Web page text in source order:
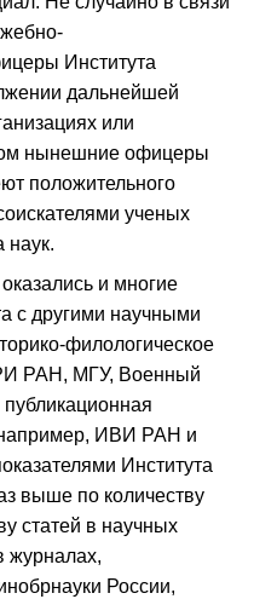
Института
дальнейшей
или
нынешние офицеры
положительного
ученых
наук.
и многие
с другими научными
филологическое
РАН, МГУ, Военный
ИВИ РАН и
Института
выше по количеству
статей в научных
журналах,
России,